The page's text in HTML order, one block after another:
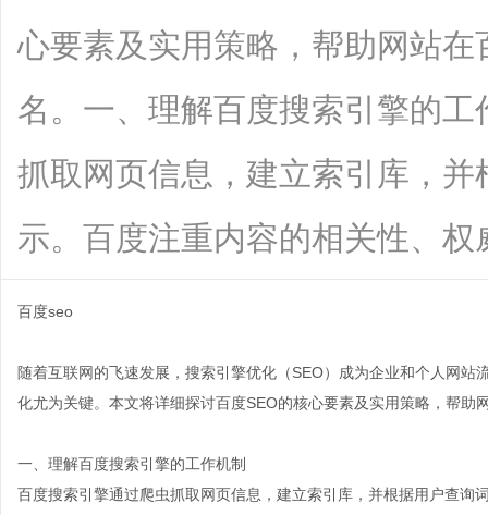
心要素及实用策略，帮助网站
名。一、理解百度搜索引擎的
抓取网页信息，建立索引库，
示。百度注重内容的相关性、权
百度seo
随着互联网的飞速发展，搜索引擎优化（SEO）成为企业和个人网
化尤为关键。本文将详细探讨百度SEO的核心要素及实用策略，帮助
一、理解百度搜索引擎的工作机制
百度搜索引擎通过爬虫抓取网页信息，建立索引库，并根据用户查询